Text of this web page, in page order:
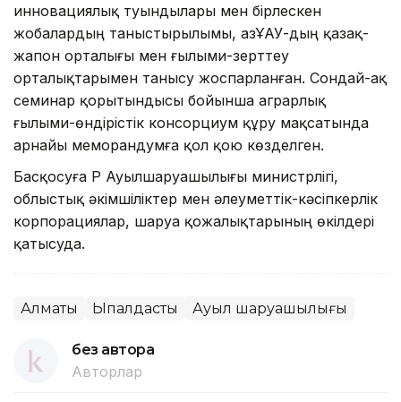
инновациялық туындылары мен бірлескен
жобалардың таныстырылымы, ҚазҰАУ-дың қазақ-
жапон орталығы мен ғылыми-зерттеу
орталықтарымен танысу жоспарланған. Сондай-ақ
семинар қорытындысы бойынша аграрлық
ғылыми-өндірістік консорциум құру мақсатында
арнайы меморандумға қол қою көзделген.
Басқосуға ҚР Ауылшаруашылығы министрлігі,
облыстық әкімшіліктер мен әлеуметтік-кәсіпкерлік
корпорациялар, шаруа қожалықтарының өкілдері
қатысуда.
Алматы Ықпалдастық Ауыл шаруашылығы
без автора
Авторлар